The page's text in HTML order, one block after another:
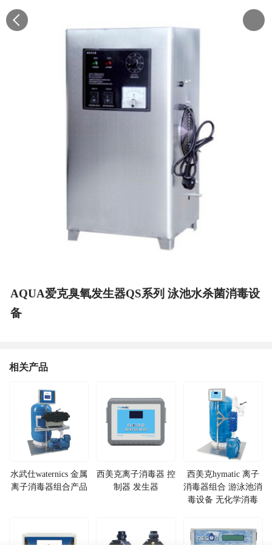
AQUA爱克臭氧发生器QS系列 泳池水杀菌消毒设
备
相关产品
水武仕waternics 金属
离子消毒器组合产品
西美克离子消毒器 控
制器 发生器
西美克hymatic 离子
消毒器组合 游泳池消
毒设备 无化学消毒